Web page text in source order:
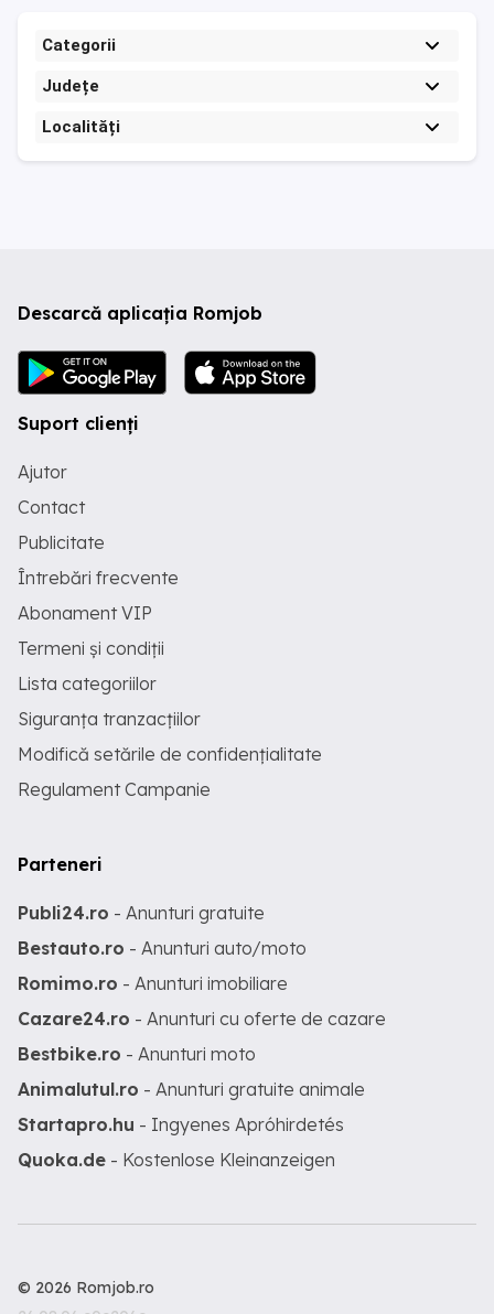
Categorii
Județe
Localități
Descarcă aplicația Romjob
Suport clienți
Ajutor
Contact
Publicitate
Întrebări frecvente
Abonament VIP
Termeni și condiții
Lista categoriilor
Siguranța tranzacțiilor
Modifică setările de confidențialitate
Regulament Campanie
Parteneri
Publi24.ro - Anunturi gratuite
Bestauto.ro - Anunturi auto/moto
Romimo.ro - Anunturi imobiliare
Cazare24.ro - Anunturi cu oferte de cazare
Bestbike.ro - Anunturi moto
Animalutul.ro - Anunturi gratuite animale
Startapro.hu - Ingyenes Apróhirdetés
Quoka.de - Kostenlose Kleinanzeigen
© 2026 Romjob.ro